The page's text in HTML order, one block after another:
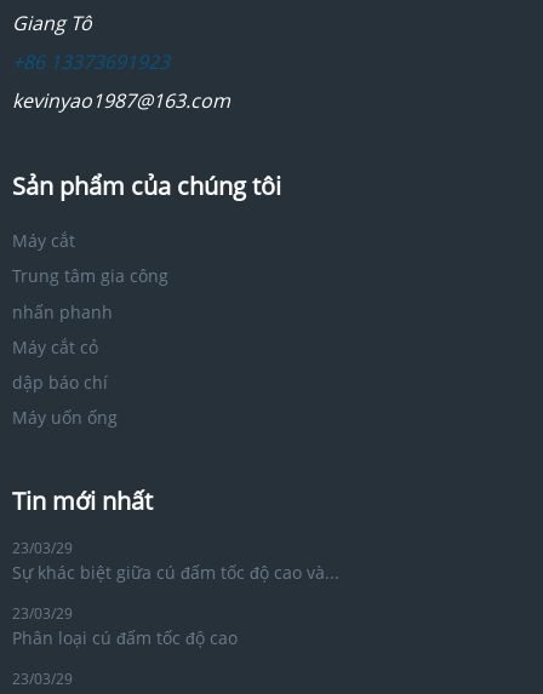
Giang Tô
+86 13373691923
kevinyao1987@163.com
Sản phẩm của chúng tôi
Máy cắt
Trung tâm gia công
nhấn phanh
Máy cắt cỏ
dập báo chí
Máy uốn ống
Tin mới nhất
23/03/29
Sự khác biệt giữa cú đấm tốc độ cao và...
23/03/29
Phân loại cú đấm tốc độ cao
23/03/29